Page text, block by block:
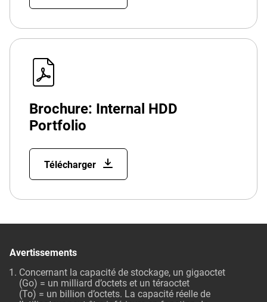
Brochure: Internal HDD
Portfolio
Télécharger
Avertissements
Concernant la capacité de stockage, un gigaoctet
(Go) = un milliard d’octets et un téraoctet
(To) = un billion d’octets. La capacité réelle de